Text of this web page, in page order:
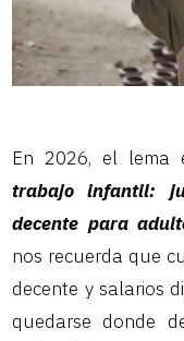
En 2026, el lema
trabajo infantil:
decente para
nos recuerda que
decente y salarios
quedarse donde